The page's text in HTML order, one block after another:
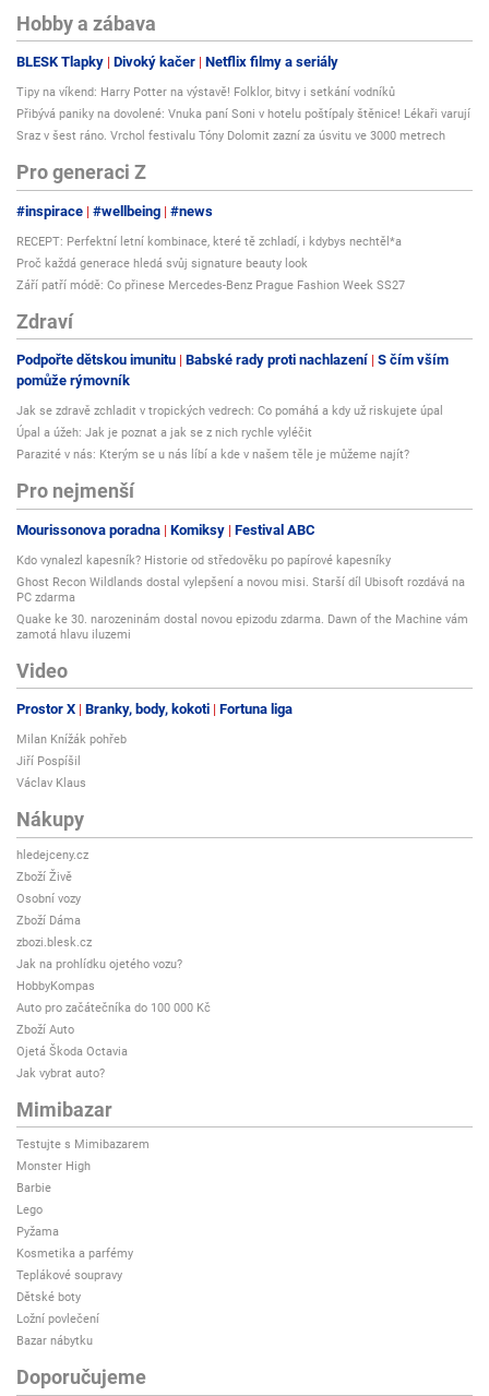
Hobby a zábava
BLESK Tlapky Divoký kačer Netflix filmy a seriály
Tipy na víkend: Harry Potter na výstavě! Folklor, bitvy i setkání vodníků
Přibývá paniky na dovolené: Vnuka paní Soni v hotelu poštípaly štěnice! Lékaři varují
Sraz v šest ráno. Vrchol festivalu Tóny Dolomit zazní za úsvitu ve 3000 metrech
Pro generaci Z
#inspirace #wellbeing #news
RECEPT: Perfektní letní kombinace, které tě zchladí, i kdybys nechtěl*a
Proč každá generace hledá svůj signature beauty look
Září patří módě: Co přinese Mercedes-Benz Prague Fashion Week SS27
Zdraví
Podpořte dětskou imunitu Babské rady proti nachlazení S čím vším
pomůže rýmovník
Jak se zdravě zchladit v tropických vedrech: Co pomáhá a kdy už riskujete úpal
Úpal a úžeh: Jak je poznat a jak se z nich rychle vyléčit
Parazité v nás: Kterým se u nás líbí a kde v našem těle je můžeme najít?
Pro nejmenší
Mourissonova poradna Komiksy Festival ABC
Kdo vynalezl kapesník? Historie od středověku po papírové kapesníky
Ghost Recon Wildlands dostal vylepšení a novou misi. Starší díl Ubisoft rozdává na
PC zdarma
Quake ke 30. narozeninám dostal novou epizodu zdarma. Dawn of the Machine vám
zamotá hlavu iluzemi
Video
Prostor X Branky, body, kokoti Fortuna liga
Milan Knížák pohřeb
Jiří Pospíšil
Václav Klaus
Nákupy
hledejceny.cz
Zboží Živě
Osobní vozy
Zboží Dáma
zbozi.blesk.cz
Jak na prohlídku ojetého vozu?
HobbyKompas
Auto pro začátečníka do 100 000 Kč
Zboží Auto
Ojetá Škoda Octavia
Jak vybrat auto?
Mimibazar
Testujte s Mimibazarem
Monster High
Barbie
Lego
Pyžama
Kosmetika a parfémy
Teplákové soupravy
Dětské boty
Ložní povlečení
Bazar nábytku
Doporučujeme